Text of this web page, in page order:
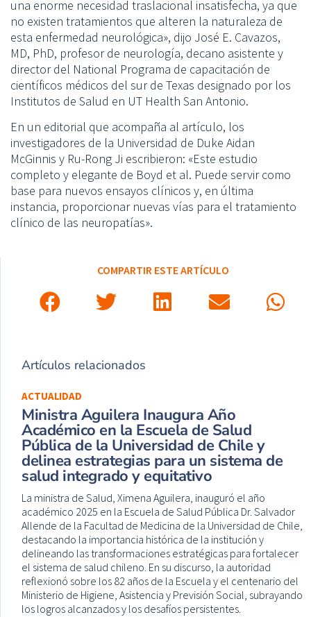
una enorme necesidad traslacional insatisfecha, ya que
no existen tratamientos que alteren la naturaleza de
esta enfermedad neurológica», dijo José E. Cavazos,
MD, PhD, profesor de neurología, decano asistente y
director del National Programa de capacitación de
científicos médicos del sur de Texas designado por los
Institutos de Salud en UT Health San Antonio.
En un editorial que acompaña al artículo, los
investigadores de la Universidad de Duke Aidan
McGinnis y Ru-Rong Ji escribieron: «Este estudio
completo y elegante de Boyd et al. Puede servir como
base para nuevos ensayos clínicos y, en última
instancia, proporcionar nuevas vías para el tratamiento
clínico de las neuropatías».
COMPARTIR ESTE ARTÍCULO
Artículos relacionados
ACTUALIDAD
Ministra Aguilera Inaugura Año
Académico en la Escuela de Salud
Pública de la Universidad de Chile y
delinea estrategias para un sistema de
salud integrado y equitativo
La ministra de Salud, Ximena Aguilera, inauguró el año
académico 2025 en la Escuela de Salud Pública Dr. Salvador
Allende de la Facultad de Medicina de la Universidad de Chile,
destacando la importancia histórica de la institución y
delineando las transformaciones estratégicas para fortalecer
el sistema de salud chileno. En su discurso, la autoridad
reflexionó sobre los 82 años de la Escuela y el centenario del
Ministerio de Higiene, Asistencia y Previsión Social, subrayando
los logros alcanzados y los desafíos persistentes.